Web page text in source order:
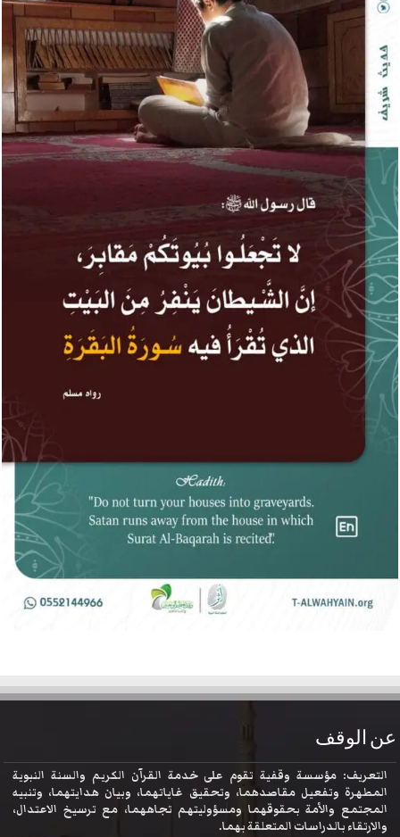
عن الوقف
التعريف: مؤسسة وقفية تقوم على خدمة القرآن الكريم والسنة النبوية
المطهرة وتفعيل مقاصدهما، وتحقيق غاياتهما، وبيان هدايتهما، وتنبيه
المجتمع والأمة بحقوقهما ومسؤوليتهم تجاههما، مع ترسيخ الاعتدال،
والارتقاء بالدراسات المتعلقة بهما.